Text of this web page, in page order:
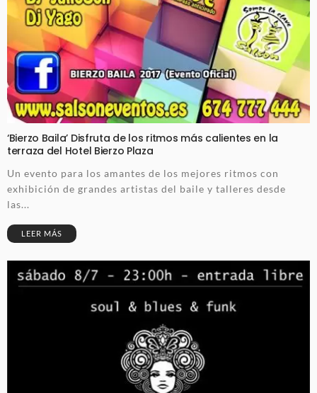
‘Bierzo Baila’ Disfruta de los ritmos más calientes en la
terraza del Hotel Bierzo Plaza
Un evento para los amantes de los mejores ritmos con
exhibición de grandes artistas del baile y talleres desde
las...
LEER MÁS